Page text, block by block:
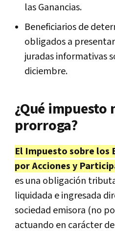
las Ganancias.
Beneficiarios de
obligados a
juradas informativas
diciembre.
¿Qué impuesto
prorroga?
El Impuesto sobre los
por Acciones y
es una obligación
liquidada e ingresada
sociedad emisora (no
actuando en carácter